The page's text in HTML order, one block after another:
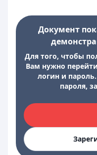
Документ
Для того, чтобы
Вам нужно
логин и
пароля,